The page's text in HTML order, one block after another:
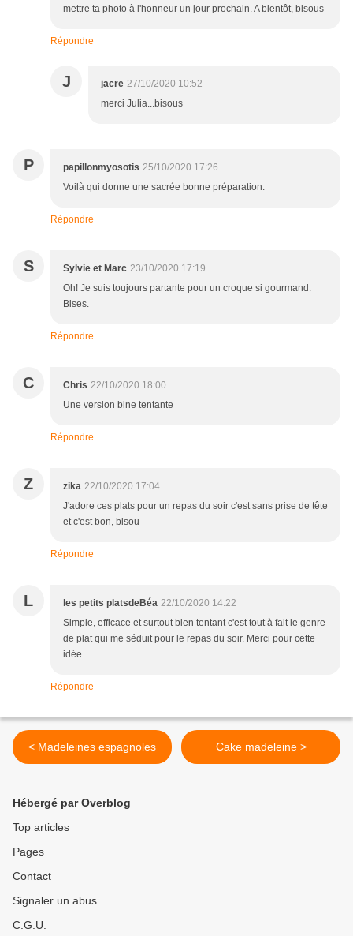
mettre ta photo à l'honneur un jour prochain. A bientôt, bisous
Répondre
J jacre 27/10/2020 10:52
merci Julia...bisous
P papillonmyosotis 25/10/2020 17:26
Voilà qui donne une sacrée bonne préparation.
Répondre
S Sylvie et Marc 23/10/2020 17:19
Oh! Je suis toujours partante pour un croque si gourmand.
Bises.
Répondre
C Chris 22/10/2020 18:00
Une version bine tentante
Répondre
Z zika 22/10/2020 17:04
J'adore ces plats pour un repas du soir c'est sans prise de tête
et c'est bon, bisou
Répondre
L les petits platsdeBéa 22/10/2020 14:22
Simple, efficace et surtout bien tentant c'est tout à fait le genre
de plat qui me séduit pour le repas du soir. Merci pour cette
idée.
Répondre
< Madeleines espagnoles Cake madeleine >
Hébergé par Overblog
Top articles
Pages
Contact
Signaler un abus
C.G.U.